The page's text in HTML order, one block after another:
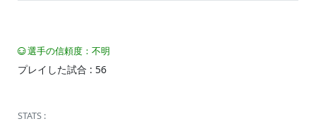
選手の信頼度：不明
プレイした試合 : 56
STATS :